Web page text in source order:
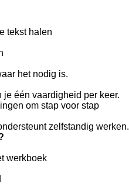
tekst halen
het nodig is.
je één vaardigheid per keer.
om stap voor stap
zelfstandig werken.
werkboek